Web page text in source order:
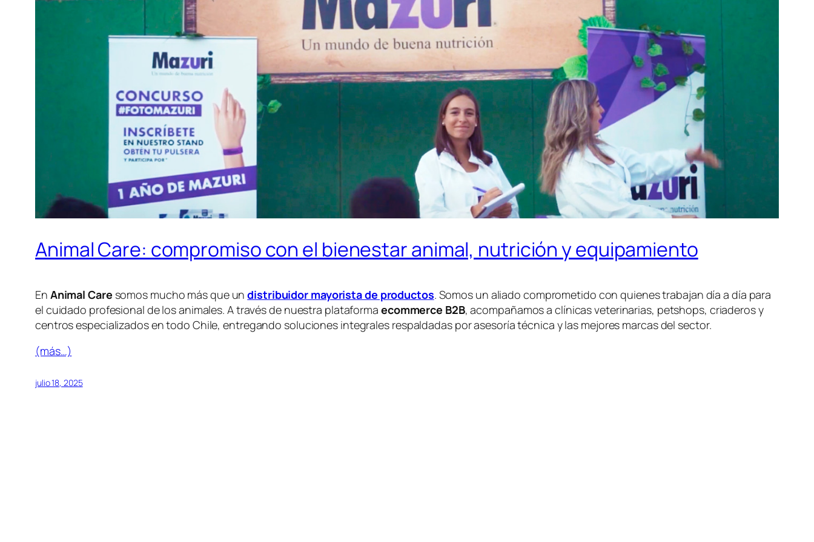
Animal Care: compromiso con el bienestar animal, nutrición y equipamiento
En Animal Care somos mucho más que undistribuidor mayorista de productos. Somos un aliado comprometido con quienes trabajan día a día para
el cuidado profesional de los animales. A través de nuestra plataforma ecommerce B2B, acompañamos a clínicas veterinarias, petshops, criaderos y
centros especializados en todo Chile, entregando soluciones integrales respaldadas por asesoría técnica y las mejores marcas del sector.
(más…)
julio 18, 2025